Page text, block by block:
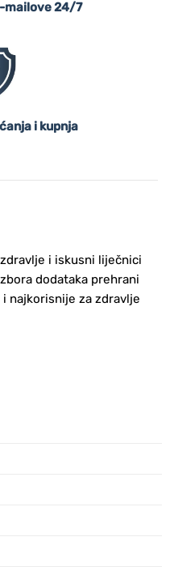
mailove 24/7
i kupnja
i iskusni liječnici
dodataka prehrani
najkorisnije za zdravlje